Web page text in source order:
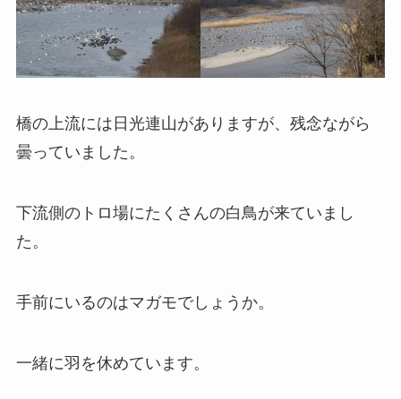
橋の上流には日光連山がありますが、残念ながら
曇っていました。
下流側のトロ場にたくさんの白鳥が来ていまし
た。
手前にいるのはマガモでしょうか。
一緒に羽を休めています。